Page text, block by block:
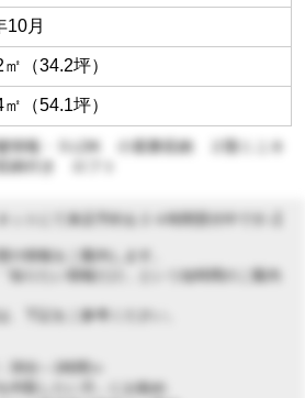
10月
（34.2坪）
（54.1坪）
情報・５LDK 小屋裏収納 ２階ミニキ
納付き ロフト
の情報をご案内します。
知りたい情報だけ」という短時間のご案内
、下記をご参考ください。
内覧したい方」にお勧め